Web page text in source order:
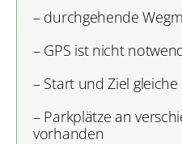
– durchgehende
– GPS ist nicht
– Start und Ziel gleiche
– Parkplätze an
vorhanden